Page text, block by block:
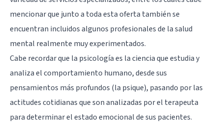
mencionar que junto a toda esta oferta también se
encuentran incluidos algunos profesionales de la salud
mental realmente muy experimentados.
Cabe recordar que la psicología es la ciencia que estudia y
analiza el comportamiento humano, desde sus
pensamientos más profundos (la psique), pasando por las
actitudes cotidianas que son analizadas por el terapeuta
para determinar el estado emocional de sus pacientes.